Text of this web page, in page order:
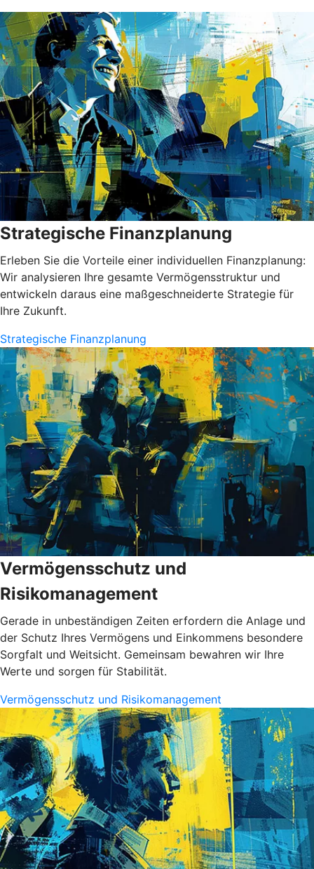
Strategische Finanzplanung
Erleben Sie die Vorteile einer individuellen Finanzplanung:
Wir analysieren Ihre gesamte Vermögensstruktur und
entwickeln daraus eine maßgeschneiderte Strategie für
Ihre Zukunft.
Strategische Finanzplanung
Vermögensschutz und
Risikomanagement
Gerade in unbeständigen Zeiten erfordern die Anlage und
der Schutz Ihres Vermögens und Einkommens besondere
Sorgfalt und Weitsicht. Gemeinsam bewahren wir Ihre
Werte und sorgen für Stabilität.
Vermögensschutz und Risikomanagement